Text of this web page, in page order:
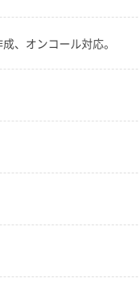
、オンコール対応。